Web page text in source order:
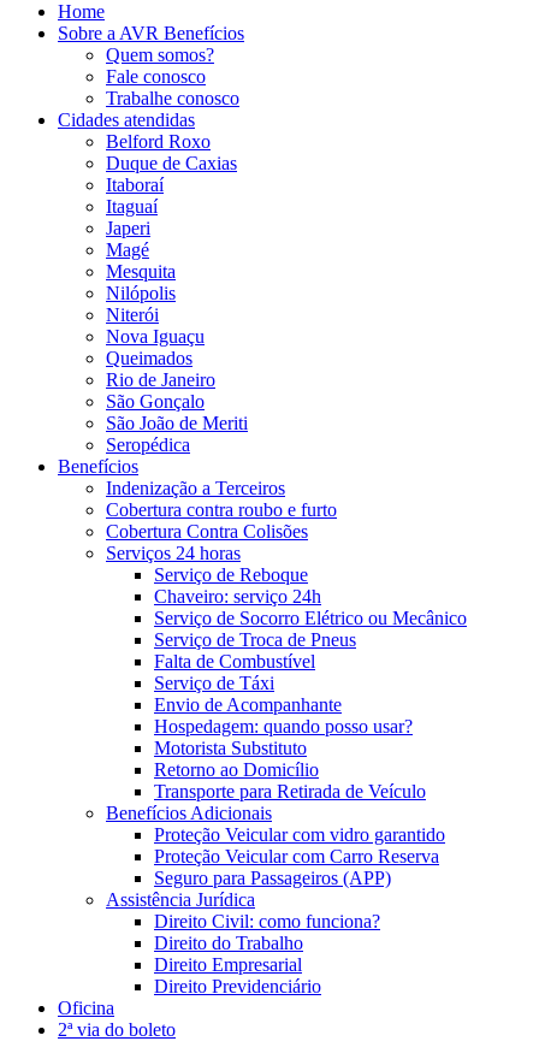
Home
Sobre a AVR Benefícios
Quem somos?
Fale conosco
Trabalhe conosco
Cidades atendidas
Belford Roxo
Duque de Caxias
Itaboraí
Itaguaí
Japeri
Magé
Mesquita
Nilópolis
Niterói
Nova Iguaçu
Queimados
Rio de Janeiro
São Gonçalo
São João de Meriti
Seropédica
Benefícios
Indenização a Terceiros
Cobertura contra roubo e furto
Cobertura Contra Colisões
Serviços 24 horas
Serviço de Reboque
Chaveiro: serviço 24h
Serviço de Socorro Elétrico ou Mecânico
Serviço de Troca de Pneus
Falta de Combustível
Serviço de Táxi
Envio de Acompanhante
Hospedagem: quando posso usar?
Motorista Substituto
Retorno ao Domicílio
Transporte para Retirada de Veículo
Benefícios Adicionais
Proteção Veicular com vidro garantido
Proteção Veicular com Carro Reserva
Seguro para Passageiros (APP)
Assistência Jurídica
Direito Civil: como funciona?
Direito do Trabalho
Direito Empresarial
Direito Previdenciário
Oficina
2ª via do boleto